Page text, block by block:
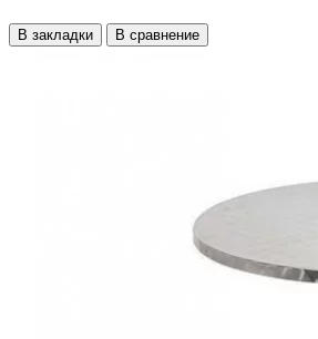
В закладки В сравнение